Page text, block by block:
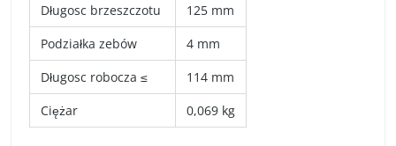
Długosc brzeszczotu
125 mm
Podziałka zebów
4 mm
Długosc robocza ≤
114 mm
Ciężar
0,069 kg